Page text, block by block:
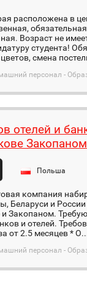
расположена в
Возраст не
студента!
смена
персонал -
отелей и
Закопаном
Польша
компания
Беларуси и России
Закопаном.
и отелей.
от 2.5 месяцев *
персонал -